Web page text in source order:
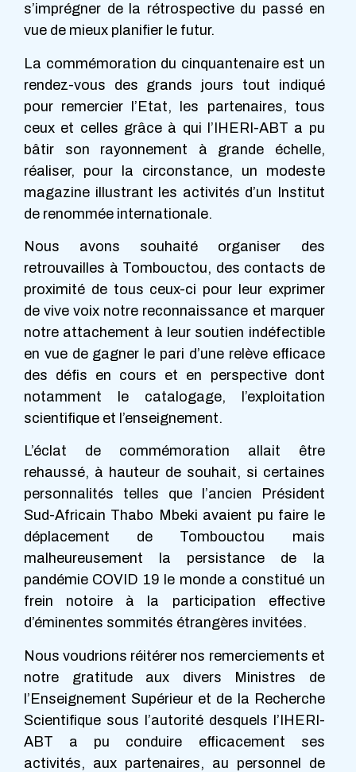
s’imprégner de la rétrospective du passé en
vue de mieux planifier le futur.
La commémoration du cinquantenaire est un
rendez-vous des grands jours tout indiqué
pour remercier l’Etat, les partenaires, tous
ceux et celles grâce à qui l’IHERI-ABT a pu
bâtir son rayonnement à grande échelle,
réaliser, pour la circonstance, un modeste
magazine illustrant les activités d’un Institut
de renommée internationale.
Nous avons souhaité organiser des
retrouvailles à Tombouctou, des contacts de
proximité de tous ceux-ci pour leur exprimer
de vive voix notre reconnaissance et marquer
notre attachement à leur soutien indéfectible
en vue de gagner le pari d’une relève efficace
des défis en cours et en perspective dont
notamment le catalogage, l’exploitation
scientifique et l’enseignement.
L’éclat de commémoration allait être
rehaussé, à hauteur de souhait, si certaines
personnalités telles que l’ancien Président
Sud-Africain Thabo Mbeki avaient pu faire le
déplacement de Tombouctou mais
malheureusement la persistance de la
pandémie COVID 19 le monde a constitué un
frein notoire à la participation effective
d’éminentes sommités étrangères invitées.
Nous voudrions réitérer nos remerciements et
notre gratitude aux divers Ministres de
l’Enseignement Supérieur et de la Recherche
Scientifique sous l’autorité desquels l’IHERI-
ABT a pu conduire efficacement ses
activités, aux partenaires, au personnel de